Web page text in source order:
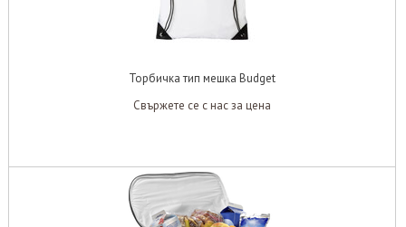
Торбичка тип мешка Budget
Свържете се с нас за цена